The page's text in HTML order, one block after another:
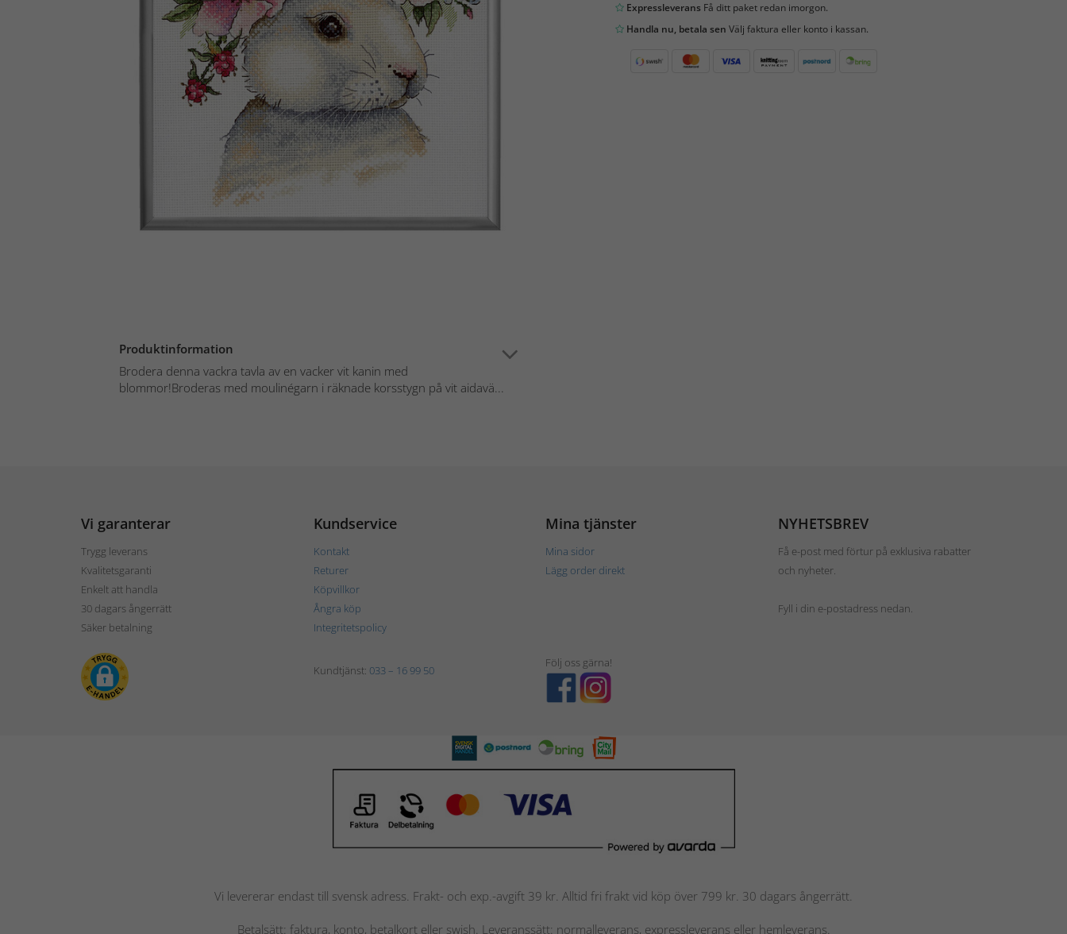
Produktinformation
Brodera denna vackra tavla av en vacker vit kanin med
blommor!Broderas med moulinégarn i räknade korsstygn på vit aidavä...
ExpressleveransFå ditt paket redan imorgon.
Handla nu, betala sen Välj faktura eller konto i kassan.
Vi garanterar
Trygg leverans
Kvalitetsgaranti
Enkelt att handla
30 dagars ångerrätt
Säker betalning
Kundservice
Kontakt
Returer
Köpvillkor
Ångra köp
Integritetspolicy
Mina tjänster
Mina sidor
Lägg order direkt
NYHETSBREV
Få e-post med förtur på exklusiva rabatter
och nyheter.
Fyll i din e-postadress nedan.
Kundtjänst: 033 – 16 99 50
Följ oss gärna!
Vi levererar endast till svensk adress. Frakt- och exp.-avgift 39 kr. Alltid fri frakt vid köp över 799 kr. 30 dagars ångerrätt.
Betalsätt: faktura, konto, betalkort eller swish. Leveranssätt: normalleverans, expressleverans eller hemleverans.